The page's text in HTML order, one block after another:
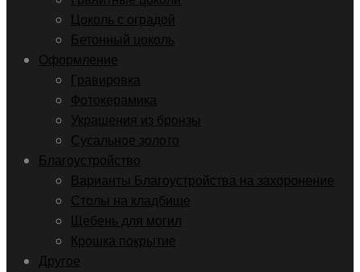
Цоколь с оградой
Бетонный цоколь
Оформление
Гравировка
Фотокерамика
Украшения из бронзы
Сусальное золото
Благоустройство
Варианты Благоустройства на захоронение
Столы на кладбище
Щебень для могил
Крошка покрытие
Другое